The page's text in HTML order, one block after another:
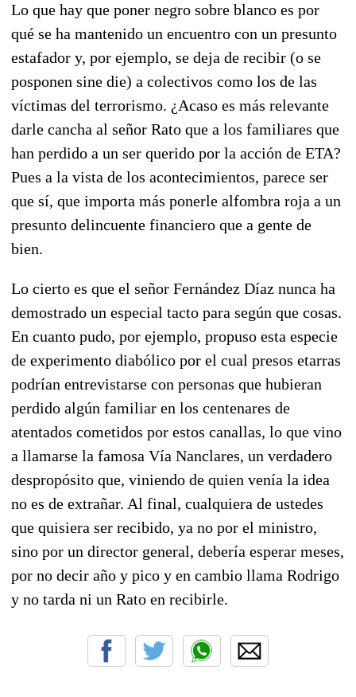
Lo que hay que poner negro sobre blanco es por
qué se ha mantenido un encuentro con un presunto
estafador y, por ejemplo, se deja de recibir (o se
posponen sine die) a colectivos como los de las
víctimas del terrorismo. ¿Acaso es más relevante
darle cancha al señor Rato que a los familiares que
han perdido a un ser querido por la acción de ETA?
Pues a la vista de los acontecimientos, parece ser
que sí, que importa más ponerle alfombra roja a un
presunto delincuente financiero que a gente de
bien.
Lo cierto es que el señor Fernández Díaz nunca ha
demostrado un especial tacto para según que cosas.
En cuanto pudo, por ejemplo, propuso esta especie
de experimento diabólico por el cual presos etarras
podrían entrevistarse con personas que hubieran
perdido algún familiar en los centenares de
atentados cometidos por estos canallas, lo que vino
a llamarse la famosa Vía Nanclares, un verdadero
despropósito que, viniendo de quien venía la idea
no es de extrañar. Al final, cualquiera de ustedes
que quisiera ser recibido, ya no por el ministro,
sino por un director general, debería esperar meses,
por no decir año y pico y en cambio llama Rodrigo
y no tarda ni un Rato en recibirle.